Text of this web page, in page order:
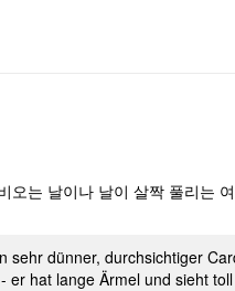
는 날이나 날이 살짝 풀리는
sehr dünner, durchsichtiger
hat lange Ärmel und sieht